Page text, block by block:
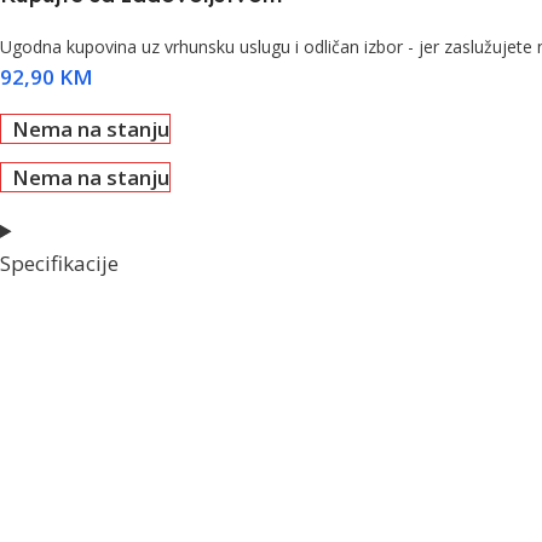
Ugodna kupovina uz vrhunsku uslugu i odličan izbor - jer zaslužujete
92,90 KM
Nema na stanju
Nema na stanju
Specifikacije